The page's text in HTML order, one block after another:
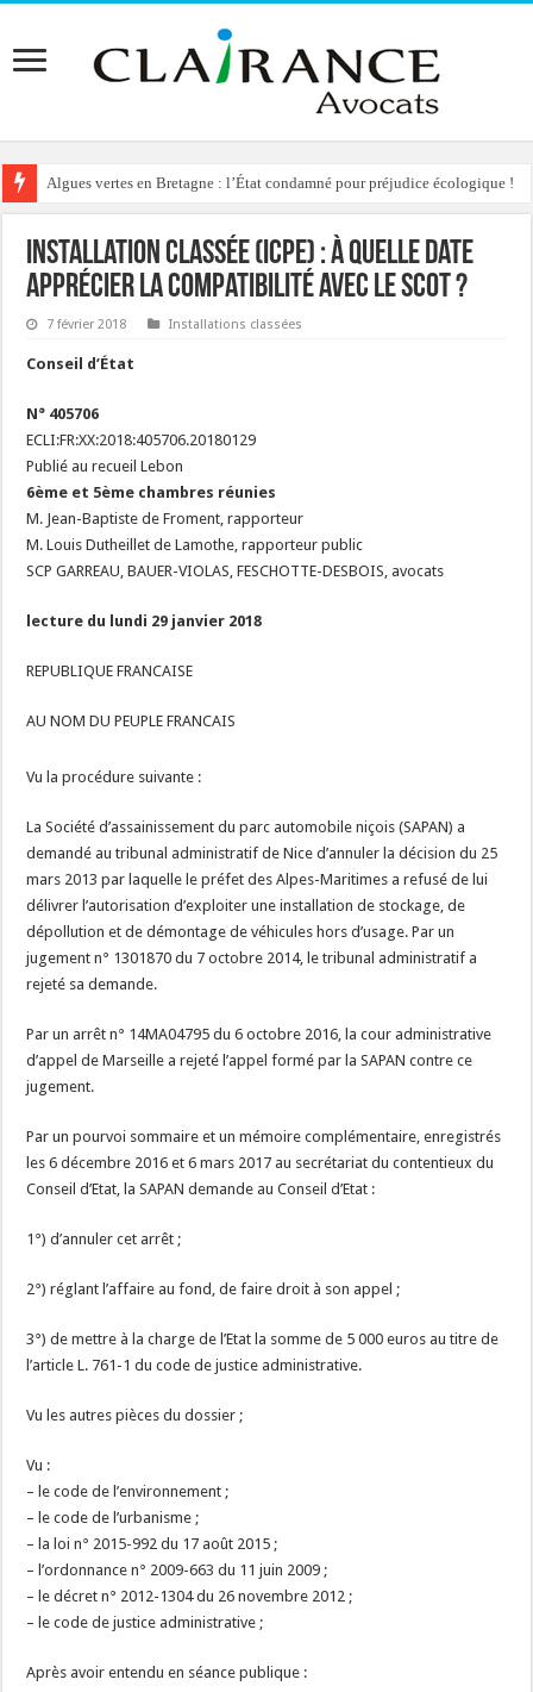
Algues vertes en Bretagne : l’État condamné pour préjudice écologique !
Installation classée (ICPE) : à quelle date
apprécier la compatibilité avec le SCOT ?
7 février 2018 Installations classées
Conseil d’État
N° 405706
ECLI:FR:XX:2018:405706.20180129
Publié au recueil Lebon
6ème et 5ème chambres réunies
M. Jean-Baptiste de Froment, rapporteur
M. Louis Dutheillet de Lamothe, rapporteur public
SCP GARREAU, BAUER-VIOLAS, FESCHOTTE-DESBOIS, avocats
lecture du lundi 29 janvier 2018
REPUBLIQUE FRANCAISE
AU NOM DU PEUPLE FRANCAIS
Vu la procédure suivante :
La Société d’assainissement du parc automobile niçois (SAPAN) a
demandé au tribunal administratif de Nice d’annuler la décision du 25
mars 2013 par laquelle le préfet des Alpes-Maritimes a refusé de lui
délivrer l’autorisation d’exploiter une installation de stockage, de
dépollution et de démontage de véhicules hors d’usage. Par un
jugement n° 1301870 du 7 octobre 2014, le tribunal administratif a
rejeté sa demande.
Par un arrêt n° 14MA04795 du 6 octobre 2016, la cour administrative
d’appel de Marseille a rejeté l’appel formé par la SAPAN contre ce
jugement.
Par un pourvoi sommaire et un mémoire complémentaire, enregistrés
les 6 décembre 2016 et 6 mars 2017 au secrétariat du contentieux du
Conseil d’Etat, la SAPAN demande au Conseil d’Etat :
1°) d’annuler cet arrêt ;
2°) réglant l’affaire au fond, de faire droit à son appel ;
3°) de mettre à la charge de l’Etat la somme de 5 000 euros au titre de
l’article L. 761-1 du code de justice administrative.
Vu les autres pièces du dossier ;
Vu :
– le code de l’environnement ;
– le code de l’urbanisme ;
– la loi n° 2015-992 du 17 août 2015 ;
– l’ordonnance n° 2009-663 du 11 juin 2009 ;
– le décret n° 2012-1304 du 26 novembre 2012 ;
– le code de justice administrative ;
Après avoir entendu en séance publique :